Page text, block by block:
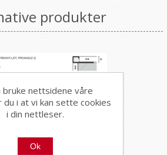
produkter
bruke nettsidene våre
du i at vi kan sette cookies
i din nettleser.
Ok